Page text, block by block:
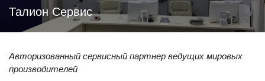
Талион Сервис
Авторизованный сервисный партнер ведущих мировых
производителей